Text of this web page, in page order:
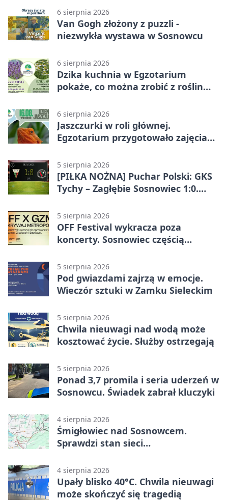
6 sierpnia 2026
Van Gogh złożony z puzzli -
niezwykła wystawa w Sosnowcu
6 sierpnia 2026
Dzika kuchnia w Egzotarium
pokaże, co można zrobić z roślin
6 sierpnia 2026
Jaszczurki w roli głównej.
Egzotarium przygotowało zajęcia
5 sierpnia 2026
[PIŁKA NOŻNA] Puchar Polski: GKS
Tychy – Zagłębie Sosnowiec 1:0.
przed przerwą
5 sierpnia 2026
OFF Festival wykracza poza
koncerty. Sosnowiec częścią
5 sierpnia 2026
Pod gwiazdami zajrzą w emocje.
Wieczór sztuki w Zamku Sieleckim
5 sierpnia 2026
Chwila nieuwagi nad wodą może
kosztować życie. Służby ostrzegają
5 sierpnia 2026
Ponad 3,7 promila i seria uderzeń w
Sosnowcu. Świadek zabrał kluczyki
4 sierpnia 2026
Śmigłowiec nad Sosnowcem.
Sprawdzi stan sieci
4 sierpnia 2026
Upały blisko 40°C. Chwila nieuwagi
może skończyć się tragedią